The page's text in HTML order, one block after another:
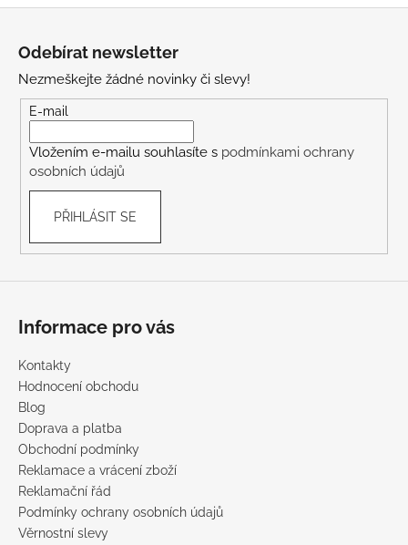
Odebírat newsletter
Nezmeškejte žádné novinky či slevy!
E-mail
Vložením e-mailu souhlasíte s podmínkami ochrany
osobních údajů
PŘIHLÁSIT SE
Informace pro vás
Kontakty
Hodnocení obchodu
Blog
Doprava a platba
Obchodní podmínky
Reklamace a vrácení zboží
Reklamační řád
Podmínky ochrany osobních údajů
Věrnostní slevy